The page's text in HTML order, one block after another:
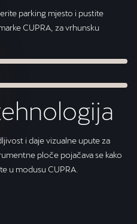
parking mjesto i pustite
CUPRA, za vrhunsku
i daje vizualne upute za
ploče pojačava se kako
u modusu CUPRA.